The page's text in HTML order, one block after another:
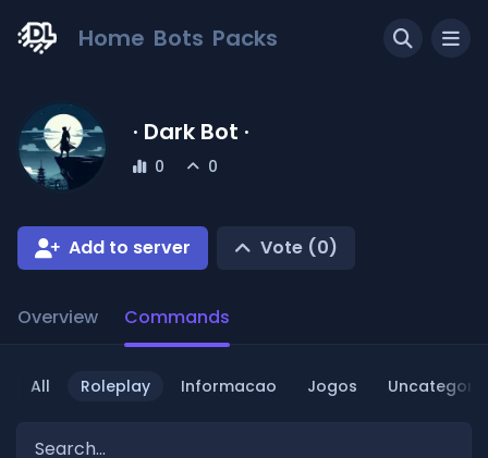
Home Bots Packs
· Dark Bot ·
0 0
Add to server Vote (0)
Overview Commands
All Roleplay Informacao Jogos